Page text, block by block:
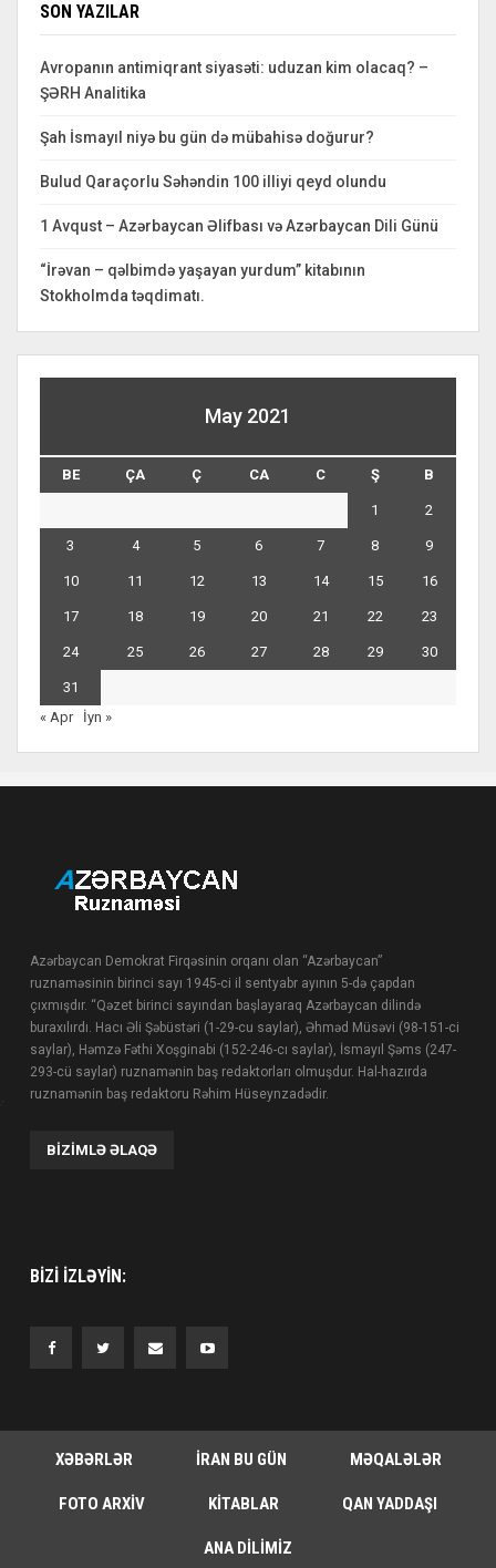
SON YAZILAR
Avropanın antimiqrant siyasəti: uduzan kim olacaq? –
ŞƏRH Analitika
Şah İsmayıl niyə bu gün də mübahisə doğurur?
Bulud Qaraçorlu Səhəndin 100 illiyi qeyd olundu
1 Avqust – Azərbaycan Əlifbası və Azərbaycan Dili Günü
“İrəvan – qəlbimdə yaşayan yurdum” kitabının
Stokholmda təqdimatı.
May 2021
BE ÇA Ç CA C Ş B
1 2
3 4 5 6 7 8 9
10 11 12 13 14 15 16
17 18 19 20 21 22 23
24 25 26 27 28 29 30
31
« Apr
İyn »
Azərbaycan Demokrat Firqəsinin orqanı olan “Azərbaycan”
ruznaməsinin birinci sayı 1945-ci il sentyabr ayının 5-də çapdan
çıxmışdır. “Qəzet birinci sayından başlayaraq Azərbaycan dilində
buraxılırdı. Hacı Əli Şəbüstəri (1-29-cu saylar), Əhməd Müsəvi (98-151-ci
saylar), Həmzə Fəthi Xoşginabi (152-246-cı saylar), İsmayıl Şəms (247-
293-cü saylar) ruznamənin baş redaktorları olmuşdur. Hal-hazırda
ruznamənin baş redaktoru Rəhim Hüseynzadədir.
BIZIMLƏ ƏLAQƏ
BIZI IZLƏYIN:
XƏBƏRLƏR İRAN BU GÜN MƏQALƏLƏR
FOTO ARXIV KITABLAR QAN YADDAŞI
ANA DILIMIZ